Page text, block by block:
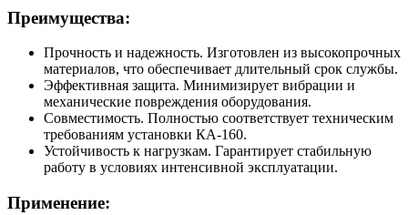
Преимущества:
Прочность и надежность. Изготовлен из высокопрочных
материалов, что обеспечивает длительный срок службы.
Эффективная защита. Минимизирует вибрации и
механические повреждения оборудования.
Совместимость. Полностью соответствует техническим
требованиям установки КА-160.
Устойчивость к нагрузкам. Гарантирует стабильную
работу в условиях интенсивной эксплуатации.
Применение: